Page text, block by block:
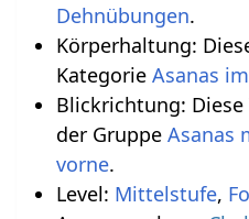
Dehnübungen.
Körperhaltung:
Kategorie Asanas
Blickrichtung:
der Gruppe Asanas
vorne.
Level: Mittelstufe,